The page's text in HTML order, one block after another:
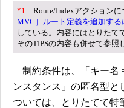
*1 Route/Indexアクションに
MVC］ルート定義を追加する
している。内容にはとりたて
そのTIPSの内容も併せて参照
制約条件は、「キー名
ンスタンス」の匿名型と
ついては、とりたてて特